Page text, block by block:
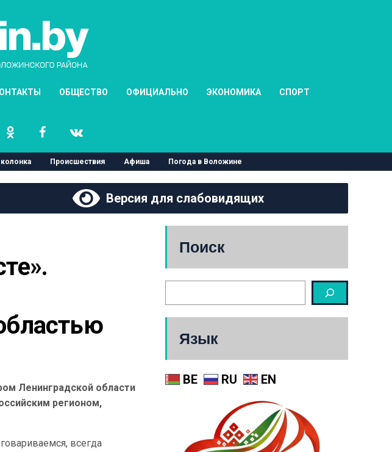
ОБЩЕСТВО ОФИЦИАЛЬНО ЭКОНОМИКА СПОРТ
Происшествия Афиша Погода в Воложине
Версия для слабовидящих
Ленинградской области
регионом,
всегда
Поиск
Язык
BE RU EN